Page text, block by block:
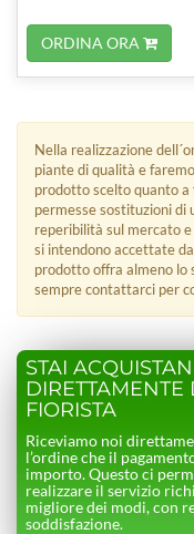
ORDINA ORA
Nella realizzazione
piante di qualità e
prodotto scelto quanto a
permesse sostituzioni di
reperibilità sul mercato
si intendono accettate
prodotto offra almeno lo
sempre contattarci per
STAI
DIRETTAMENTE
FIORISTA
Riceviamo noi
l’ordine che il
importo. Questo ci
realizzare il servizio
migliore dei modi, con
soddisfazione.